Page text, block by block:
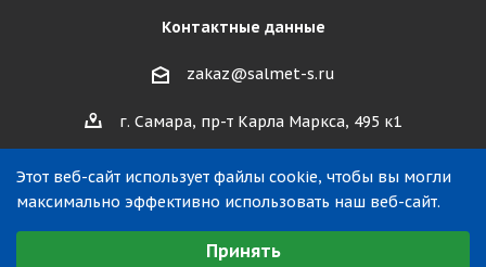
Контактные данные
zakaz@salmet-s.ru
г. Самара, пр-т Карла Маркса, 495 к1
2019—2026 © ООО «САЛМЕТ». Все права защищены.
Этот веб-сайт использует файлы cookie, чтобы вы могли
максимально эффективно использовать наш веб-сайт.
Выберите настройки cookie
Принять